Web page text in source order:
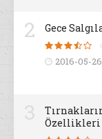
2 Gece
2016-05-
Özellikleri